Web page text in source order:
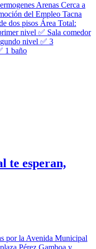
Arenas Cerca a
del Empleo Tacna
dos pisos Área Total:
nivel ✅ Sala comedor
nivel ✅ 3
1 baño
te esperan,
por la Avenida Municipal